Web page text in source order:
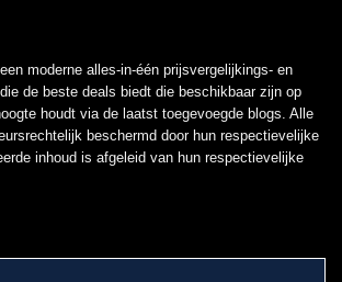
moderne alles-in-één prijsvergelijkings- en
de beste deals biedt die beschikbaar zijn op
houdt via de laatst toegevoegde blogs. Alle
beschermd door hun respectievelijke
inhoud is afgeleid van hun respectievelijke